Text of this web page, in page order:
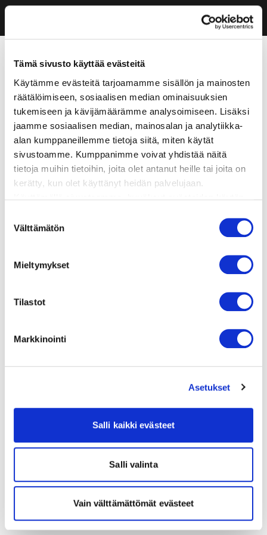
Tämä sivusto käyttää evästeitä
Käytämme evästeitä tarjoamamme sisällön ja mainosten
räätälöimiseen, sosiaalisen median ominaisuuksien
tukemiseen ja kävijämäärämme analysoimiseen. Lisäksi
jaamme sosiaalisen median, mainosalan ja analytiikka-
alan kumppaneillemme tietoja siitä, miten käytät
sivustoamme. Kumppanimme voivat yhdistää näitä
tietoja muihin tietoihin, joita olet antanut heille tai joita on
kerätty, kun olet käyttänyt heidän palvelujaan.
valinta
Välttämätön
Mieltymykset
Tilastot
Markkinointi
Asetukset
Salli kaikki evästeet
Salli valinta
Vain välttämättömät evästeet